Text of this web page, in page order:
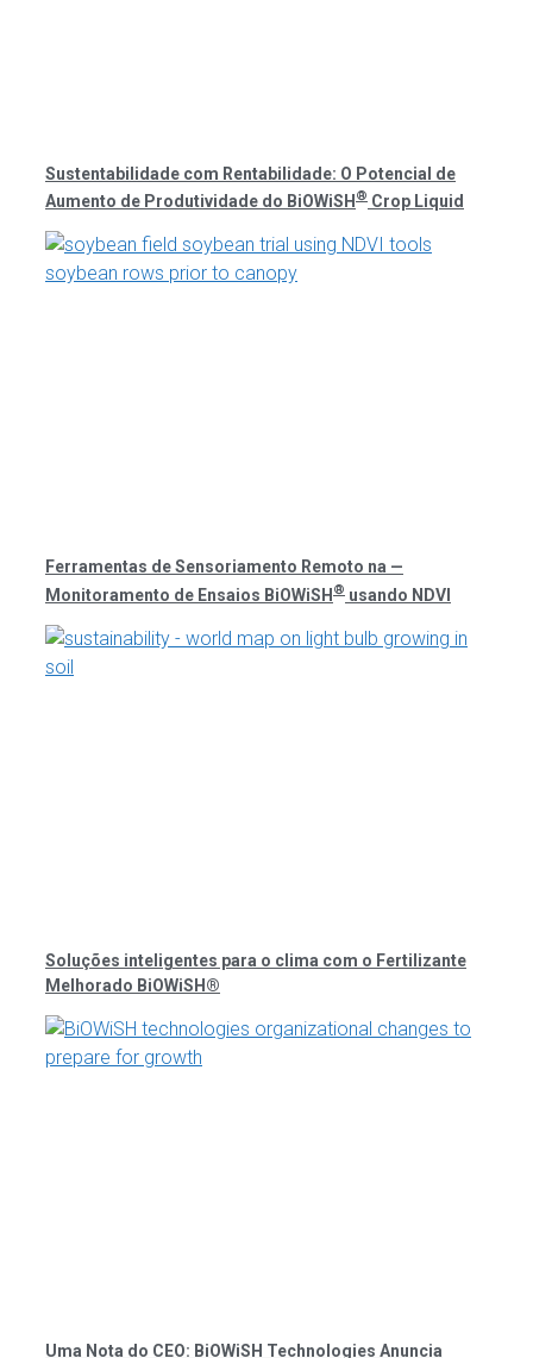
Sustentabilidade com Rentabilidade: O Potencial de
Aumento de Produtividade do BiOWiSH ® Crop Liquid
Ferramentas de Sensoriamento Remoto na —
Monitoramento de Ensaios BiOWiSH ® usando NDVI
Soluções inteligentes para o clima com o Fertilizante
Melhorado BiOWiSH®
Uma Nota do CEO: BiOWiSH Technologies Anuncia